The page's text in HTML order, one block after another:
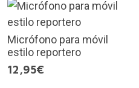
Micrófono para móvil
estilo reportero
12,95€